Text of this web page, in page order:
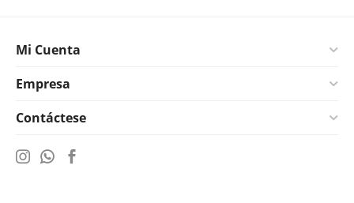
Mi Cuenta
Empresa
Contáctese